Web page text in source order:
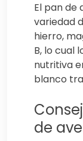
El pan de
variedad
hierro,
B, lo cual
nutritiva
blanco
de